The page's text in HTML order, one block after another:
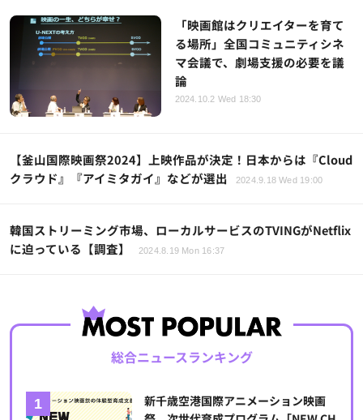
「映画館はクリエイターを育て
る場所」全国コミュニティシネ
マ会議で、劇場支援の必要を議
論
2024.10.2 Wed 18:30
【釜山国際映画祭2024】上映作品が決定！日本からは『Cloud
クラウド』『アイミタガイ』などが選出
2024.9.18 Wed 19:00
韓国ストリーミング市場、ローカルサービスのTVINGがNetflix
に迫っている【調査】
2024.8.19 Mon 16:37
総合ニュースランキング
新千歳空港国際アニメーション映画